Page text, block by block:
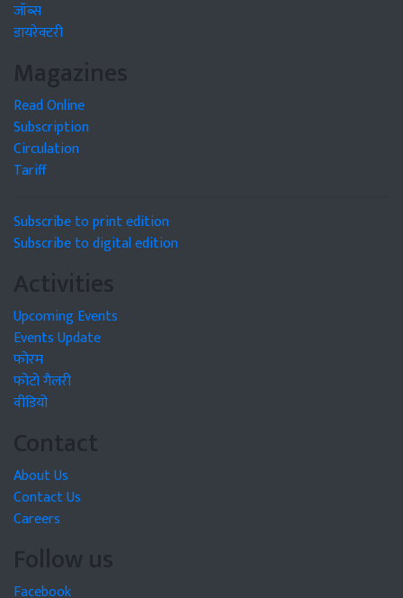
जॉब्स
डायरेक्टरी
Magazines
Read Online
Subscription
Circulation
Tariff
Subscribe to print edition
Subscribe to digital edition
Activities
Upcoming Events
Events Update
फोरम
फोटो गैलरी
वीडियो
Contact
About Us
Contact Us
Careers
Follow us
Facebook